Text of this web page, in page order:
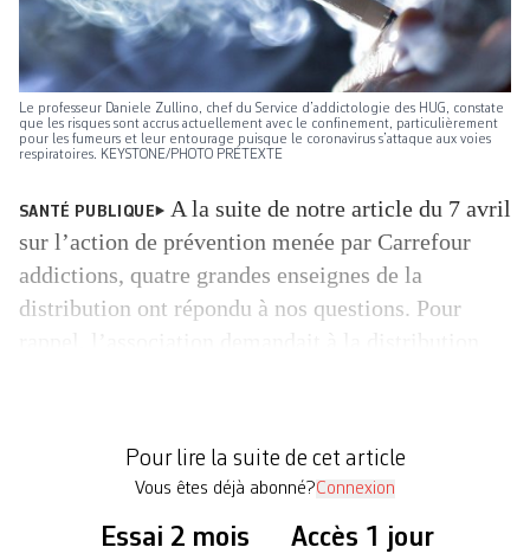
Le professeur Daniele Zullino, chef du Service d’addictologie des HUG, constate
que les risques sont accrus actuellement avec le confinement, particulièrement
pour les fumeurs et leur entourage puisque le coronavirus s’attaque aux voies
respiratoires. KEYSTONE/PHOTO PRÉTEXTE
SANTÉ PUBLIQUE
A la suite de notre article du 7 avril
sur l’action de prévention menée par Carrefour
addictions, quatre grandes enseignes de la
distribution ont répondu à nos questions. Pour
Coop, Lidl et Aldi ont […]
Pour lire la suite de cet article
Vous êtes déjà abonné?Connexion
Essai 2 mois Accès 1 jour